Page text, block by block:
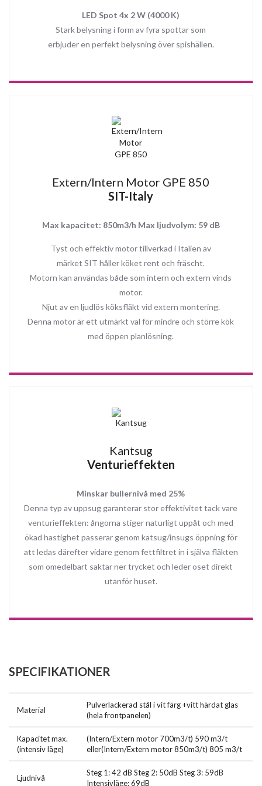
fokusera på annat viktigt medan köksfläkten alltid gör jobbet.
Topp Egenskaper:
Super effektiv motor
Med en kapacitet upp till 850 m3/h blir köket snabbt fritt från
Noggrant utvald kvalitets produkt
Enkel att rengöra
Anpassad både för frånluft och recirkulation drift
Fjärrkontroll
Stort metall fettfilter
LED Spot 4x 2 W (4000 K)
Stark belysning i form av fyra spottar som
erbjuder en perfekt belysning över spishällen.
Extern/Intern Motor GPE 850
SIT-Italy
Max kapacitet: 850m3/h Max ljudvolym: 59 dB
Tyst och effektiv motor tillverkad i Italien av
märket SIT håller köket rent och fräscht.
Motorn kan användas både som intern och extern vinds
motor.
Njut av en ljudlös köksfläkt vid extern montering.
Denna motor är ett utmärkt val för mindre och större kök
med öppen planlösning.
Kantsug
Venturieffekten
Minskar bullernivå med 25%
Denna typ av uppsug garanterar stor effektivitet tack vare
venturieffekten: ångorna stiger naturligt uppåt och med
ökad hastighet passerar genom katsug/insugs öppning för
att ledas därefter vidare genom fettfiltret in i själva fläkten
som omedelbart saktar ner trycket och leder oset direkt
utanför huset.
SPECIFIKATIONER
Material
Pulverlackerad stål i vit färg +vitt härdat glas
(hela frontpanelen)
Kapacitet max.
(intensiv läge)
(Intern/Extern motor 700m3/t) 590 m3/t
eller(Intern/Extern motor 850m3/t) 805 m3/t
Ljudnivå
Steg 1: 42 dB Steg 2: 50dB Steg 3: 59dB
Intensivläge: 69dB